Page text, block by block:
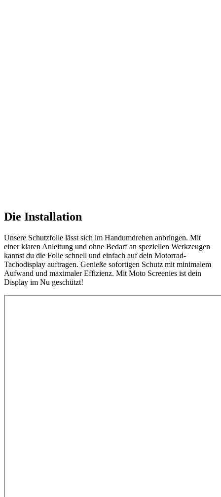
Die Installation
Unsere Schutzfolie lässt sich im Handumdrehen anbringen. Mit
einer klaren Anleitung und ohne Bedarf an speziellen Werkzeugen
kannst du die Folie schnell und einfach auf dein Motorrad-
Tachodisplay auftragen. Genieße sofortigen Schutz mit minimalem
Aufwand und maximaler Effizienz. Mit Moto Screenies ist dein
Display im Nu geschützt!